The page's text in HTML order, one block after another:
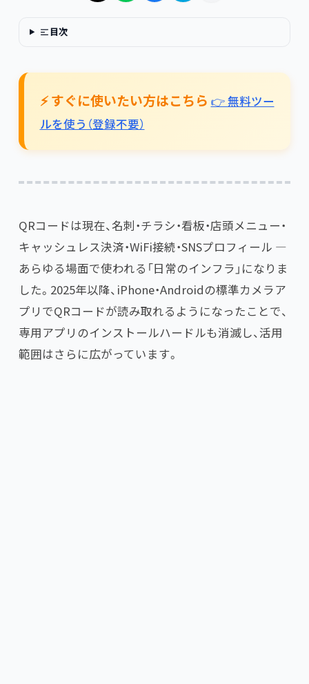
目次
⚡ すぐに使いたい方はこちら 👉 無料ツー
ルを使う（登録不要）
QRコードは現在、名刺・チラシ・看板・店頭メニュー・
キャッシュレス決済・WiFi接続・SNSプロフィール —
あらゆる場面で使われる「日常のインフラ」になりま
した。2025年以降、iPhone・Androidの標準カメラア
プリでQRコードが読み取れるようになったことで、
専用アプリのインストールハードルも消滅し、活用
範囲はさらに広がっています。